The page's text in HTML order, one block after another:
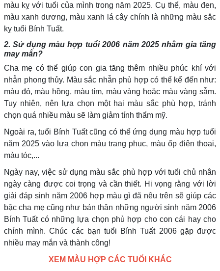
màu kỵ với tuổi của mình trong năm 2025. Cụ thể, màu đen,
màu xanh dương, màu xanh lá cây chính là những màu sắc
kỵ tuổi Bính Tuất.
2. Sử dụng màu hợp tuổi 2006 năm 2025 nhằm gia tăng
may mắn?
Cha mẹ có thể giúp con gia tăng thêm nhiều phúc khí với
nhẫn phong thủy. Màu sắc nhẫn phù hợp có thể kể đến như:
màu đỏ, màu hồng, màu tím, màu vàng hoặc màu vàng sẫm.
Tuy nhiên, nên lựa chọn một hai màu sắc phù hợp, tránh
chọn quá nhiều màu sẽ làm giảm tính thẩm mỹ.
Ngoài ra, tuổi Bính Tuất cũng có thể ứng dụng màu hợp tuổi
năm 2025 vào lựa chọn màu trang phục, màu ốp điện thoại,
màu tóc,...
Ngày nay, việc sử dụng màu sắc phù hợp với tuổi chủ nhân
ngày càng được coi trọng và cần thiết. Hi vọng rằng với lời
giải đáp sinh năm 2006 hợp màu gì đã nêu trên sẽ giúp các
bậc cha mẹ cũng như bản thân những người sinh năm 2006
Bính Tuất có những lựa chọn phù hợp cho con cái hay cho
chính mình. Chúc các bạn tuổi Bính Tuất 2006 gặp được
nhiều may mắn và thành công!
XEM MÀU HỢP CÁC TUỔI KHÁC